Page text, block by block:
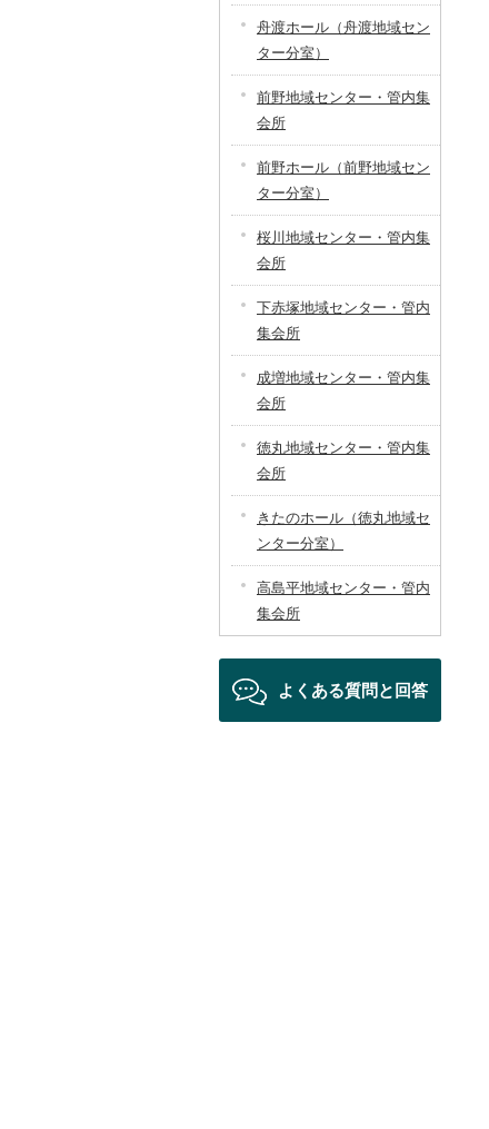
舟渡ホール（舟渡地域セン
ター分室）
前野地域センター・管内集
会所
前野ホール（前野地域セン
ター分室）
桜川地域センター・管内集
会所
下赤塚地域センター・管内
集会所
成増地域センター・管内集
会所
徳丸地域センター・管内集
会所
きたのホール（徳丸地域セ
ンター分室）
高島平地域センター・管内
集会所
よくある質問と回答